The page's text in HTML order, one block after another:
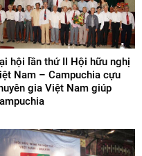
hội lần thứ II Hội hữu nghị
Nam – Campuchia cựu
gia Việt Nam giúp